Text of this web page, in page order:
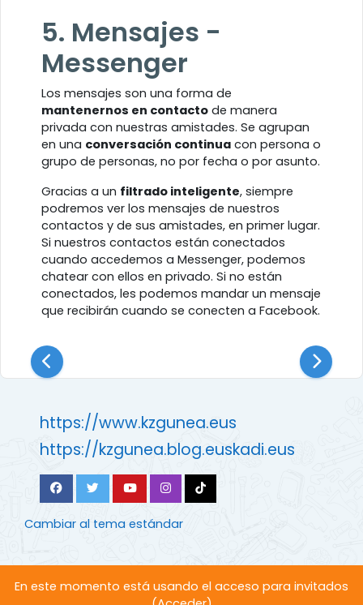
5. Mensajes -
Messenger
Los mensajes son una forma de
mantenernos en contacto de manera
privada con nuestras amistades. Se agrupan
en una conversación continua con persona o
grupo de personas, no por fecha o por asunto.
Gracias a un filtrado inteligente, siempre
podremos ver los mensajes de nuestros
contactos y de sus amistades, en primer lugar.
Si nuestros contactos están conectados
cuando accedemos a Messenger, podemos
chatear con ellos en privado. Si no están
conectados, les podemos mandar un mensaje
que recibirán cuando se conecten a Facebook.
https://www.kzgunea.eus
https://kzgunea.blog.euskadi.eus
Cambiar al tema estándar
En este momento está usando el acceso para invitados